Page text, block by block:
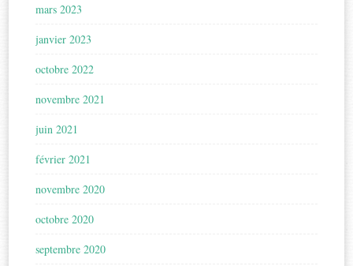
mars 2023
janvier 2023
octobre 2022
novembre 2021
juin 2021
février 2021
novembre 2020
octobre 2020
septembre 2020